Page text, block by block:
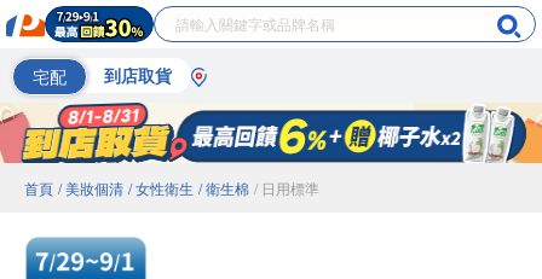
宅配 到店取貨
首頁 / 美妝個清 / 女性衛生 / 衛生棉 / 日用標準